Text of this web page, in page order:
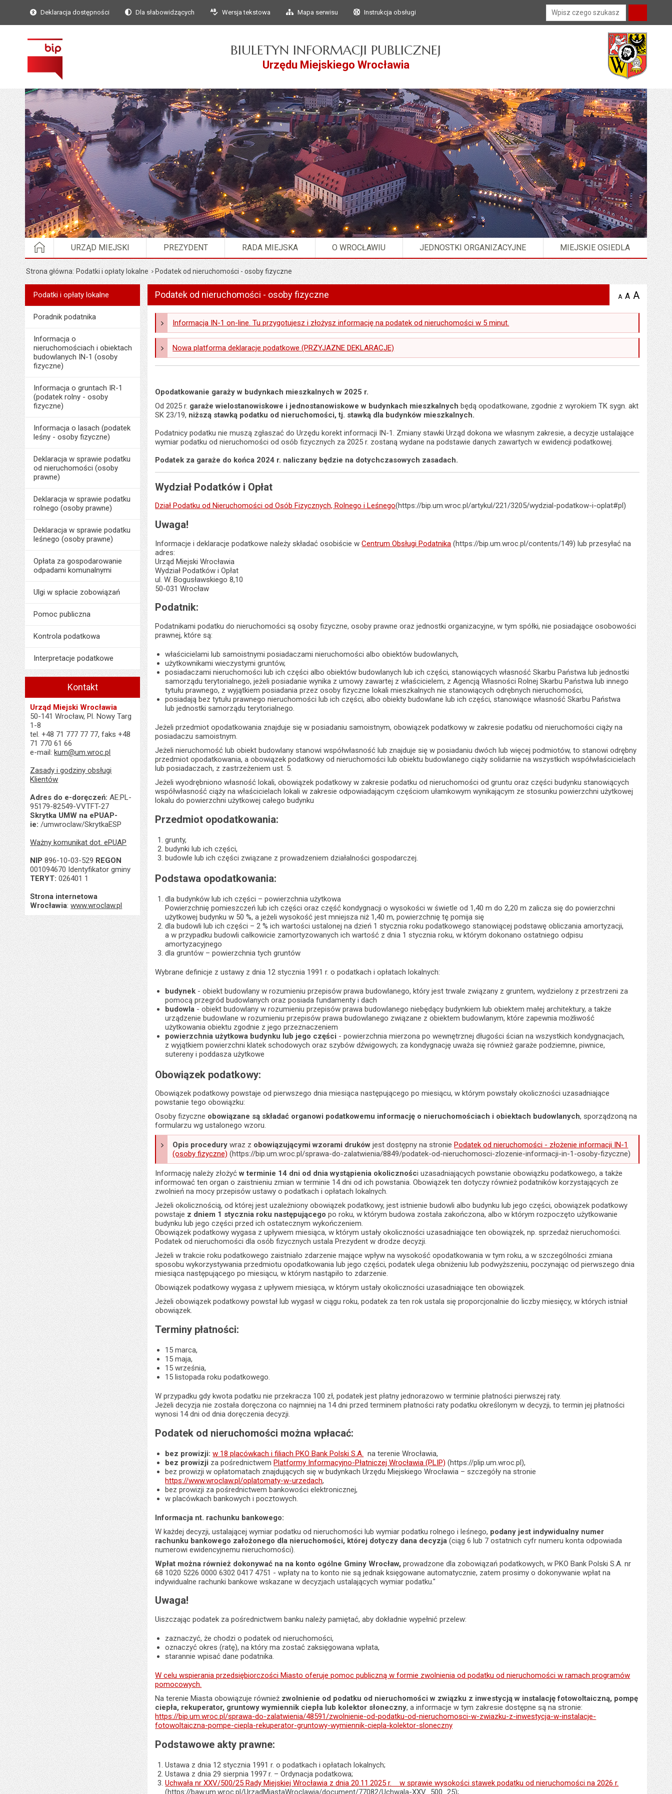
Przejdź do głównego
Przejdź do treści
Deklaracja dostępności Dla słabowidzących Wersja tekstowa Mapa serwisu Instrukcja obsługi Wyszukiwarka
BIULETYN INFORMACJI PUBLICZNEJ
Urzędu Miejskiego Wrocławia
STRONA GŁÓWNA
URZĄD MIEJSKI PREZYDENT RADA MIEJSKA O WROCŁAWIU JEDNOSTKI ORGANIZACYJNE MIEJSKIE OSIEDLA
Strona główna Podatki i opłaty lokalne Podatek od nieruchomości - osoby fizyczne
MenuPodatki i opłaty lokalne
Podatki i opłaty lokalne
Poradnik podatnika
Informacja o
nieruchomościach i obiektach
budowlanych IN-1 (osoby
fizyczne)
Informacja o gruntach IR-1
(podatek rolny - osoby
fizyczne)
Informacja o lasach (podatek
leśny - osoby fizyczne)
Deklaracja w sprawie podatku
od nieruchomości (osoby
prawne)
Deklaracja w sprawie podatku
rolnego (osoby prawne)
Deklaracja w sprawie podatku
leśnego (osoby prawne)
Opłata za gospodarowanie
odpadami komunalnymi
Ulgi w spłacie zobowiązań
Pomoc publiczna
Kontrola podatkowa
Interpretacje podatkowe
Kontakt
Urząd Miejski Wrocławia
50-141 Wrocław, Pl. Nowy Targ
1-8
tel. +48 71 777 77 77, faks +48
71 770 61 66
e-mail:kum@um.wroc.pl
Zasady i godziny obsługi
Klientów
Adres do e-doręczeń: AE:PL-
95179-82549-VVTFT-27
Skrytka UMW na ePUAP-
ie: /umwroclaw/SkrytkaESP
Ważny komunikat dot. ePUAP
NIP 896-10-03-529 REGON
001094670 Identyfikator gminy
TERYT: 026401 1
Strona internetowa
Wrocławia:www.wroclaw.pl
Podatek od nieruchomości - osoby fizyczne A zmniejsz
A domyślna
tekstu na
A
Informacja IN-1 on-line. Tu przygotujesz i złożysz informację na podatek od nieruchomości w 5 minut.
Nowa platforma deklaracje podatkowe (PRZYJAZNE DEKLARACJE)
Opodatkowanie garaży w budynkach mieszkalnych w 2025 r.
Od 2025 r. garaże wielostanowiskowe i jednostanowiskowe w budynkach mieszkalnych będą opodatkowane, zgodnie z wyrokiem TK sygn. akt
SK 23/19, niższą stawką podatku od nieruchomości, tj. stawką dla budynków mieszkalnych.
Podatnicy podatku nie muszą zgłaszać do Urzędu korekt informacji IN-1. Zmiany stawki Urząd dokona we własnym zakresie, a decyzje ustalające
wymiar podatku od nieruchomości od osób fizycznych za 2025 r. zostaną wydane na podstawie danych zawartych w ewidencji podatkowej.
Podatek za garaże do końca 2024 r. naliczany będzie na dotychczasowych zasadach.
Wydział Podatków i Opłat
Dział Podatku od Nieruchomości od Osób Fizycznych, Rolnego i Leśnego(https://bip.um.wroc.pl/artykul/221/3205/wydzial-podatkow-i-oplat#pl)
Uwaga!
Informacje i deklaracje podatkowe należy składać osobiście wCentrum Obsługi Podatnika (https://bip.um.wroc.pl/contents/149) lub przesyłać na
adres:
Urząd Miejski Wrocławia
Wydział Podatków i Opłat
ul. W. Bogusławskiego 8,10
50-031 Wrocław
Podatnik:
Podatnikami podatku do nieruchomości są osoby fizyczne, osoby prawne oraz jednostki organizacyjne, w tym spółki, nie posiadające osobowości
prawnej, które są:
właścicielami lub samoistnymi posiadaczami nieruchomości albo obiektów budowlanych,
użytkownikami wieczystymi gruntów,
posiadaczami nieruchomości lub ich części albo obiektów budowlanych lub ich części, stanowiących własność Skarbu Państwa lub jednostki
samorządu terytorialnego, jeżeli posiadanie wynika z umowy zawartej z właścicielem, z Agencją Własności Rolnej Skarbu Państwa lub innego
tytułu prawnego, z wyjątkiem posiadania przez osoby fizyczne lokali mieszkalnych nie stanowiących odrębnych nieruchomości,
posiadają bez tytułu prawnego nieruchomości lub ich części, albo obiekty budowlane lub ich części, stanowiące własność Skarbu Państwa
lub jednostki samorządu terytorialnego.
Jeżeli przedmiot opodatkowania znajduje się w posiadaniu samoistnym, obowiązek podatkowy w zakresie podatku od nieruchomości ciąży na
posiadaczu samoistnym.
Jeżeli nieruchomość lub obiekt budowlany stanowi współwłasność lub znajduje się w posiadaniu dwóch lub więcej podmiotów, to stanowi odrębny
przedmiot opodatkowania, a obowiązek podatkowy od nieruchomości lub obiektu budowlanego ciąży solidarnie na wszystkich współwłaścicielach
lub posiadaczach, z zastrzeżeniem ust. 5.
Jeżeli wyodrębniono własność lokali, obowiązek podatkowy w zakresie podatku od nieruchomości od gruntu oraz części budynku stanowiących
współwłasność ciąży na właścicielach lokali w zakresie odpowiadającym częściom ułamkowym wynikającym ze stosunku powierzchni użytkowej
lokalu do powierzchni użytkowej całego budynku
Przedmiot opodatkowania:
grunty,
budynki lub ich części,
budowle lub ich części związane z prowadzeniem działalności gospodarczej.
Podstawa opodatkowania:
dla budynków lub ich części – powierzchnia użytkowa
Powierzchnię pomieszczeń lub ich części oraz część kondygnacji o wysokości w świetle od 1,40 m do 2,20 m zalicza się do powierzchni
użytkowej budynku w 50 %, a jeżeli wysokość jest mniejsza niż 1,40 m, powierzchnię tę pomija się
dla budowli lub ich części – 2 % ich wartości ustalonej na dzień 1 stycznia roku podatkowego stanowiącej podstawę obliczania amortyzacji,
a w przypadku budowli całkowicie zamortyzowanych ich wartość z dnia 1 stycznia roku, w którym dokonano ostatniego odpisu
amortyzacyjnego
dla gruntów – powierzchnia tych gruntów
Wybrane definicje z ustawy z dnia 12 stycznia 1991 r. o podatkach i opłatach lokalnych:
budynek - obiekt budowlany w rozumieniu przepisów prawa budowlanego, który jest trwale związany z gruntem, wydzielony z przestrzeni za
pomocą przegród budowlanych oraz posiada fundamenty i dach
budowla - obiekt budowlany w rozumieniu przepisów prawa budowlanego niebędący budynkiem lub obiektem małej architektury, a także
urządzenie budowlane w rozumieniu przepisów prawa budowlanego związane z obiektem budowlanym, które zapewnia możliwość
użytkowania obiektu zgodnie z jego przeznaczeniem
powierzchnia użytkowa budynku lub jego części - powierzchnia mierzona po wewnętrznej długości ścian na wszystkich kondygnacjach,
z wyjątkiem powierzchni klatek schodowych oraz szybów dźwigowych; za kondygnację uważa się również garaże podziemne, piwnice,
sutereny i poddasza użytkowe
Obowiązek podatkowy:
Obowiązek podatkowy powstaje od pierwszego dnia miesiąca następującego po miesiącu, w którym powstały okoliczności uzasadniające
powstanie tego obowiązku:
Osoby fizyczne obowiązane są składać organowi podatkowemu informację o nieruchomościach i obiektach budowlanych, sporządzoną na
formularzu wg ustalonego wzoru.
Opis procedury wraz z obowiązującymi wzorami druków jest dostępny na stronie Podatek od nieruchomości - złożenie informacji IN-1
(osoby fizyczne) (https://bip.um.wroc.pl/sprawa-do-zalatwienia/8849/podatek-od-nieruchomosci-zlozenie-informacji-in-1-osoby-fizyczne)
Informację należy złożyćw terminie 14 dni od dnia wystąpienia okoliczności uzasadniających powstanie obowiązku podatkowego, a także
informować ten organ o zaistnieniu zmian w terminie 14 dni od ich powstania. Obowiązek ten dotyczy również podatników korzystających ze
zwolnień na mocy przepisów ustawy o podatkach i opłatach lokalnych.
Jeżeli okolicznością, od której jest uzależniony obowiązek podatkowy, jest istnienie budowli albo budynku lub jego części, obowiązek podatkowy
powstaje z dniem 1 stycznia roku następującegopo roku, w którym budowa została zakończona, albo w którym rozpoczęto użytkowanie
budynku lub jego części przed ich ostatecznym wykończeniem.
Obowiązek podatkowy wygasa z upływem miesiąca, w którym ustały okoliczności uzasadniające ten obowiązek, np. sprzedaż nieruchomości.
Podatek od nieruchomości dla osób fizycznych ustala Prezydent w drodze decyzji.
Jeżeli w trakcie roku podatkowego zaistniało zdarzenie mające wpływ na wysokość opodatkowania w tym roku, a w szczególności zmiana
sposobu wykorzystywania przedmiotu opodatkowania lub jego części, podatek ulega obniżeniu lub podwyższeniu, poczynając od pierwszego dnia
miesiąca następującego po miesiącu, w którym nastąpiło to zdarzenie.
Obowiązek podatkowy wygasa z upływem miesiąca, w którym ustały okoliczności uzasadniające ten obowiązek.
Jeżeli obowiązek podatkowy powstał lub wygasł w ciągu roku, podatek za ten rok ustala się proporcjonalnie do liczby miesięcy, w których istniał
obowiązek.
Terminy płatności:
15 marca,
15 maja,
15 września,
15 listopada roku podatkowego.
W przypadku gdy kwota podatku nie przekracza 100 zł, podatek jest płatny jednorazowo w terminie płatności pierwszej raty.
Jeżeli decyzja nie została doręczona co najmniej na 14 dni przed terminem płatności raty podatku określonym w decyzji, to termin jej płatności
wynosi 14 dni od dnia doręczenia decyzji.
Podatek od nieruchomości można wpłacać:
bez prowizji: w 18 placówkach i filiach PKO Bank Polski S.A. na terenie Wrocławia,
bez prowizji za pośrednictwemPlatformy Informacyjno-Płatniczej Wrocławia (PLIP) (https://plip.um.wroc.pl),
bez prowizji w opłatomatach znajdujących się w budynkach Urzędu Miejskiego Wrocławia – szczegóły na stronie
https://www.wroclaw.pl/oplatomaty-w-urzedach,
bez prowizji za pośrednictwem bankowości elektronicznej,
w placówkach bankowych i pocztowych.
Informacja nt. rachunku bankowego:
W każdej decyzji, ustalającej wymiar podatku od nieruchomości lub wymiar podatku rolnego i leśnego, podany jest indywidualny numer
rachunku bankowego założonego dla nieruchomości, której dotyczy dana decyzja (ciąg 6 lub 7 ostatnich cyfr numeru konta odpowiada
numerowi ewidencyjnemu nieruchomości).
Wpłat można również dokonywać na na konto ogólne Gminy Wrocław, prowadzone dla zobowiązań podatkowych, w PKO Bank Polski S.A. nr
68 1020 5226 0000 6302 0417 4751 - wpłaty na to konto nie są jednak księgowane automatycznie, zatem prosimy o dokonywanie wpłat na
indywidualne rachunki bankowe wskazane w decyzjach ustalających wymiar podatku."
Uwaga!
Uiszczając podatek za pośrednictwem banku należy pamiętać, aby dokładnie wypełnić przelew:
zaznaczyć, że chodzi o podatek od nieruchomości,
oznaczyć okres (ratę), na który ma zostać zaksięgowana wpłata,
starannie wpisać dane podatnika.
W celu wspierania przedsiębiorczości Miasto oferuje pomoc publiczną w formie zwolnienia od podatku od nieruchomości w ramach programów
pomocowych.
Na terenie Miasta obowiązuje również zwolnienie od podatku od nieruchomości w związku z inwestycją w instalację fotowoltaiczną, pompę
ciepła, rekuperator, gruntowy wymiennik ciepła lub kolektor słoneczny, a informacje w tym zakresie dostępne są na stronie:
https://bip.um.wroc.pl/sprawa-do-zalatwienia/48591/zwolnienie-od-podatku-od-nieruchomosci-w-zwiazku-z-inwestycja-w-instalacje-
fotowoltaiczna-pompe-ciepla-rekuperator-gruntowy-wymiennik-ciepla-kolektor-sloneczny
Podstawowe akty prawne:
Ustawa z dnia 12 stycznia 1991 r. o podatkach i opłatach lokalnych;
Ustawa z dnia 29 sierpnia 1997 r. – Ordynacja podatkowa;
Uchwała nr XXV/500/25 Rady Miejskiej Wrocławia z dnia 20.11.2025 r. w sprawie wysokości stawek podatku od nieruchomości na 2026 r.
(https://baw.um.wroc.pl/UrzadMiastaWroclawia/document/77082/Uchwala-XXV_500_25);